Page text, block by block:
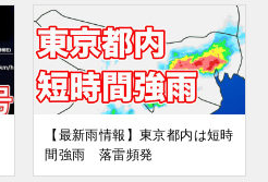
【最新雨情報】東京都内は短時
間強雨 落雷頻発